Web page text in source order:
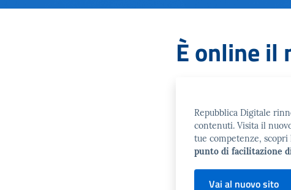
È online il
Repubblica Digitale
contenuti. Visita il
tue competenze,
punto di facilitazione
Vai al nuovo sito